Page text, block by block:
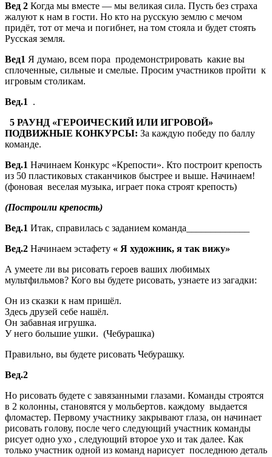
Вед 2 Когда мы вместе — мы великая сила. Пусть без страха
жалуют к нам в гости. Но кто на русскую землю с мечом
придёт, тот от меча и погибнет, на том стояла и будет стоять
Русская земля.
Вед1 Я думаю, всем пора продемонстрировать какие вы
сплоченные, сильные и смелые. Просим участников пройти к
игровым столикам.
Вед.1
.
5 РАУНД «ГЕРОИЧЕСКИЙ ИЛИ ИГРОВОЙ»
ПОДВИЖНЫЕ КОНКУРСЫ: За каждую победу по баллу
команде.
Вед.1 Начинаем Конкурс «Крепости». Кто построит крепость
из 50 пластиковых стаканчиков быстрее и выше. Начинаем!
(фоновая веселая музыка, играет пока строят крепость)
(Построили крепость)
Вед.1 Итак, справилась с заданием команда_____________
Вед.2 Начинаем эстафету « Я художник, я так вижу»
А умеете ли вы рисовать героев ваших любимых
мультфильмов? Кого вы будете рисовать, узнаете из загадки:
Он из сказки к нам пришёл.
Здесь друзей себе нашёл.
Он забавная игрушка.
У него большие ушки. (Чебурашка)
Правильно, вы будете рисовать Чебурашку.
Вед.2
Но рисовать будете с завязанными глазами. Команды строятся
в 2 колонны, становятся у мольбертов. каждому выдается
фломастер. Первому участнику закрывают глаза, он начинает
рисовать голову, после чего следующий участник команды
рисует одно ухо , следующий второе ухо и так далее. Как
только участник одной из команд нарисует последнюю деталь